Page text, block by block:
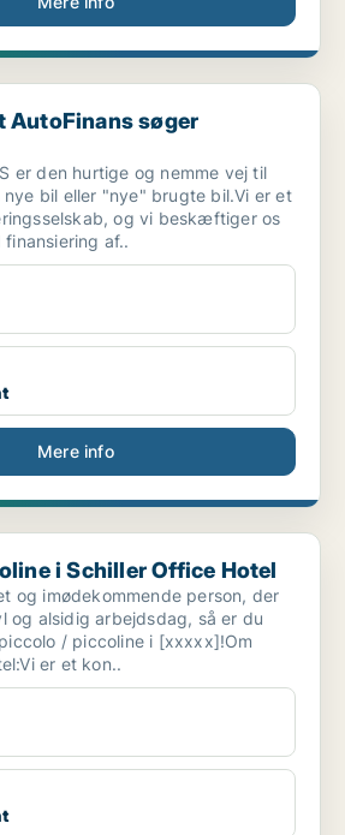
søger kontorelev
AutoFinans søger
er den hurtige og nemme vej til
bil eller "nye" brugte bil.Vi er et
og vi beskæftiger os
af..
Mere info
Office Hotel
i Schiller Office Hotel
og imødekommende person, der
og alsidig arbejdsdag, så er du
/ piccoline i [xxxxx]!Om
er et kon..